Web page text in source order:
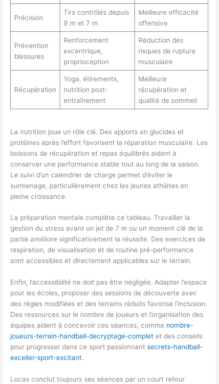
Précision
Tirs contrôlés depuis
9 m et 7 m
Meilleure efficacité
offensive
Prévention
blessures
Renforcement
excentrique,
proprioception
Réduction des
risques de rupture
musculaire
Récupération
Yoga, étirements,
nutrition post-
entraînement
Meilleure
récupération et
qualité de sommeil
La nutrition joue un rôle clé. Des apports en glucides et
protéines après l’effort favorisent la réparation musculaire. Les
boissons de récupération et repas équilibrés aident à
conserver une performance stable tout au long de la saison.
Le suivi d’un calendrier de charge permet d’éviter le
surmenage, particulièrement chez les jeunes athlètes en
pleine croissance.
La préparation mentale complète ce tableau. Travailler la
gestion du stress avant un jet de 7 m ou un moment clé de la
partie améliore significativement la réussite. Des exercices de
respiration, de visualisation et de routine pré-performance
sont accessibles et directement applicables sur le terrain.
Enfin, l’accessibilité ne doit pas être négligée. Adapter l’espace
pour les écoles, proposer des sessions de découverte avec
des règles modifiées et des terrains réduits favorise l’inclusion.
Des ressources sur le nombre de joueurs et l’organisation des
équipes aident à concevoir ces séances, comme nombre-
joueurs-terrain-handball-decryptage-complet et des conseils
pour progresser dans ce sport passionnantsecrets-handball-
exceller-sport-excitant.
Lucas conclut toujours ses séances par un court retour